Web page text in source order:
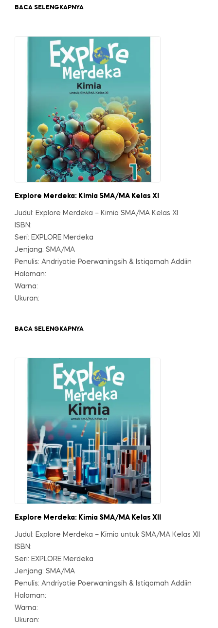
BACA SELENGKAPNYA
Explore Merdeka: Kimia SMA/MA Kelas XI
Judul: Explore Merdeka – Kimia SMA/MA Kelas XI
ISBN:
Seri: EXPLORE Merdeka
Jenjang: SMA/MA
Penulis: Andriyatie Poerwaningsih & Istiqomah Addiin
Halaman:
Warna:
Ukuran:
BACA SELENGKAPNYA
Explore Merdeka: Kimia SMA/MA Kelas XII
Judul: Explore Merdeka – Kimia untuk SMA/MA Kelas XII
ISBN:
Seri: EXPLORE Merdeka
Jenjang: SMA/MA
Penulis: Andriyatie Poerwaningsih & Istiqomah Addiin
Halaman:
Warna:
Ukuran: